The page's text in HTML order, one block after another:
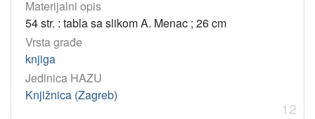
Materijalni opis
54 str. : tabla sa slikom A. Menac ; 26 cm
Vrsta građe
knjiga
Jedinica HAZU
Knjižnica (Zagreb)
12